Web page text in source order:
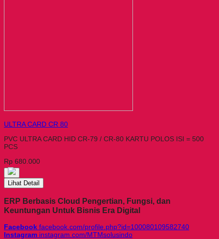
ULTRA CARD CR 80
PVC ULTRA CARD HID CR-79 / CR-80 KARTU POLOS ISI = 500
PCS
Rp 680.000
Lihat Detail
ERP Berbasis Cloud Pengertian, Fungsi, dan
Keuntungan Untuk Bisnis Era Digital
Facebook facebook.com/profile.php?id=100080109582740
Instagram instagram.com/MTMsolusindo